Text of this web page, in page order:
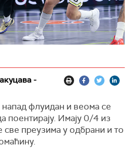
-
флуидан и веома се
поентирају. Имају 0/4 из
све преузима у одбрани и то